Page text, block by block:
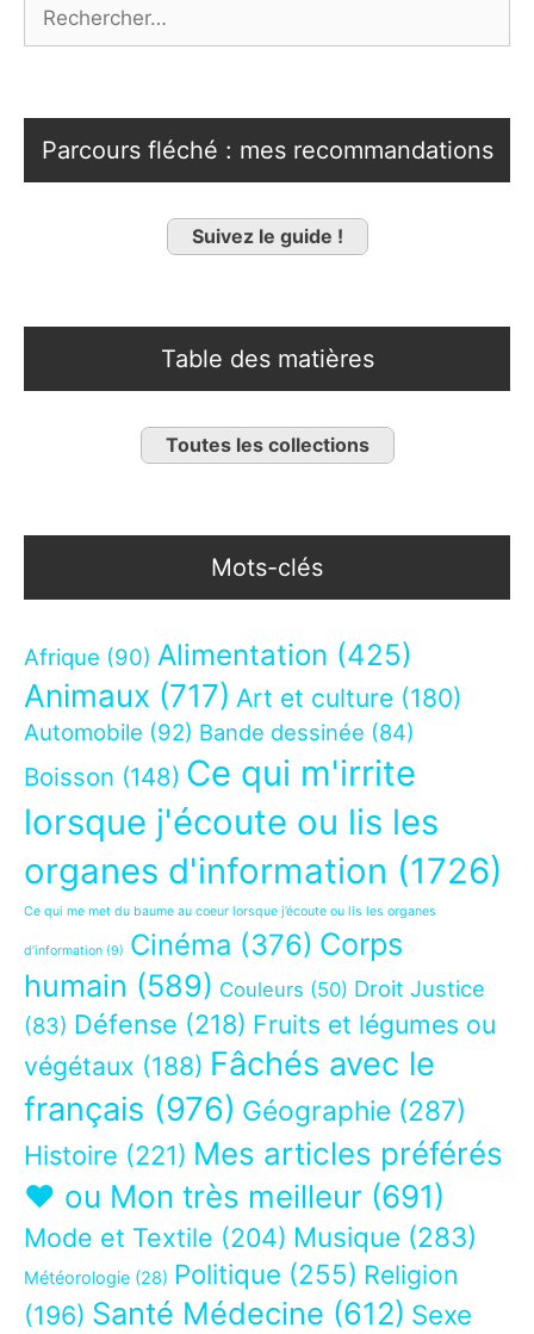
Parcours fléché : mes recommandations
Suivez le guide !
Table des matières
Toutes les collections
Mots-clés
Afrique (90) Alimentation (425)
Animaux (717) Art et culture (180)
Automobile (92) Bande dessinée (84)
Boisson (148) Ce qui m'irrite
lorsque j'écoute ou lis les
organes d'information (1726)
Ce qui me met du baume au coeur lorsque j’écoute ou lis les organes
d’information (9) Cinéma (376) Corps
humain (589) Couleurs (50) Droit Justice
(83) Défense (218) Fruits et légumes ou
végétaux (188) Fâchés avec le
français (976) Géographie (287)
Histoire (221) Mes articles préférés
❤ ou Mon très meilleur (691)
Mode et Textile (204) Musique (283)
Météorologie (28) Politique (255) Religion
(196) Santé Médecine (612) Sexe